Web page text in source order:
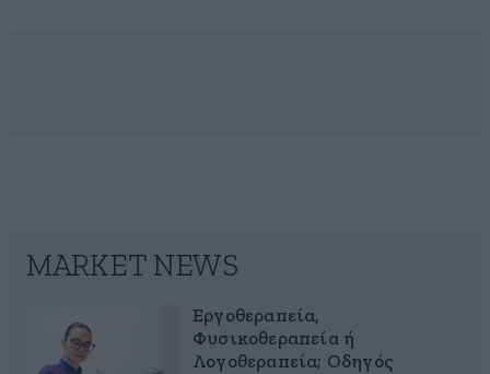
MARKET NEWS
Εργοθεραπεία,
Φυσικοθεραπεία ή
Λογοθεραπεία; Οδηγός